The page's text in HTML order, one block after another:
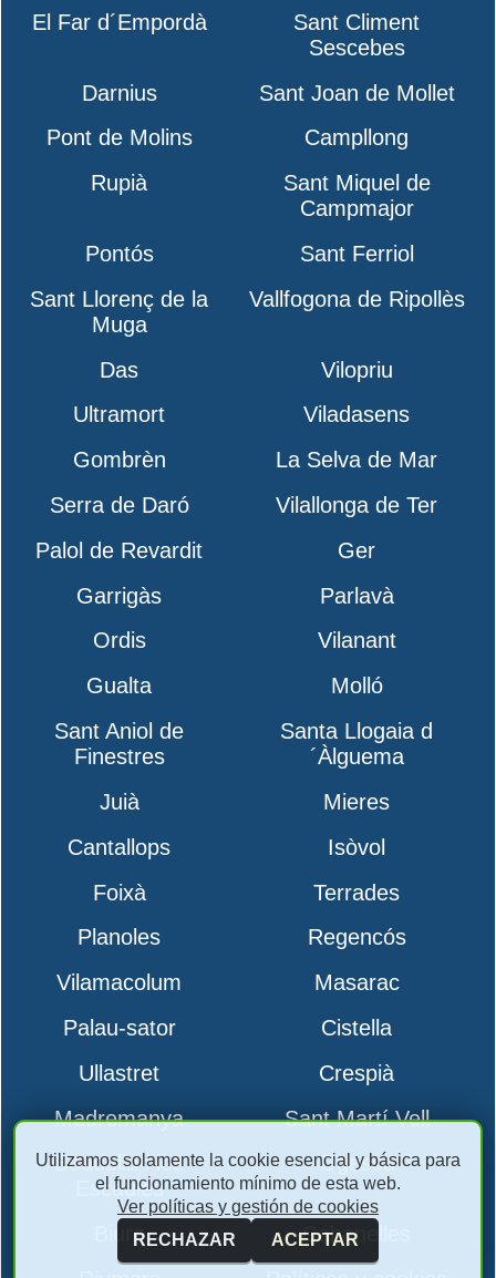
El Far d´Empordà
Sant Climent
Sescebes
Darnius
Sant Joan de Mollet
Pont de Molins
Campllong
Rupià
Sant Miquel de
Campmajor
Pontós
Sant Ferriol
Sant Llorenç de la
Muga
Vallfogona de Ripollès
Das
Vilopriu
Ultramort
Viladasens
Gombrèn
La Selva de Mar
Serra de Daró
Vilallonga de Ter
Palol de Revardit
Ger
Garrigàs
Parlavà
Ordis
Vilanant
Gualta
Molló
Sant Aniol de
Finestres
Santa Llogaia d
´Àlguema
Juià
Mieres
Cantallops
Isòvol
Foixà
Terrades
Planoles
Regencós
Vilamacolum
Masarac
Palau-sator
Cistella
Ullastret
Crespià
Madremanya
Sant Martí Vell
Boadella i les
Escaules
Ogassa
Biure
Cabanelles
Utilizamos solamente la cookie esencial y básica para
el funcionamiento mínimo de esta web.
Ver políticas y gestión de cookies
RECHAZAR
ACEPTAR